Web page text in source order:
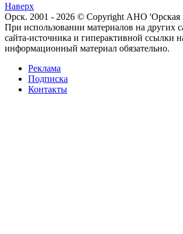
Наверх
Орск. 2001 - 2026 © Copyright АНО 'Орская
При использовании материалов на других
сайта-источника и гиперактивной ссылки
информационный материал обязательно.
Реклама
Подписка
Контакты